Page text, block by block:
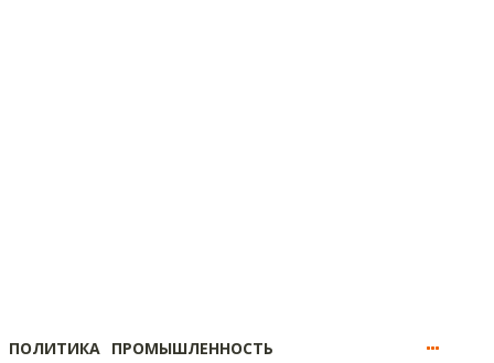
ПОЛИТИКА ПРОМЫШЛЕННОСТЬ